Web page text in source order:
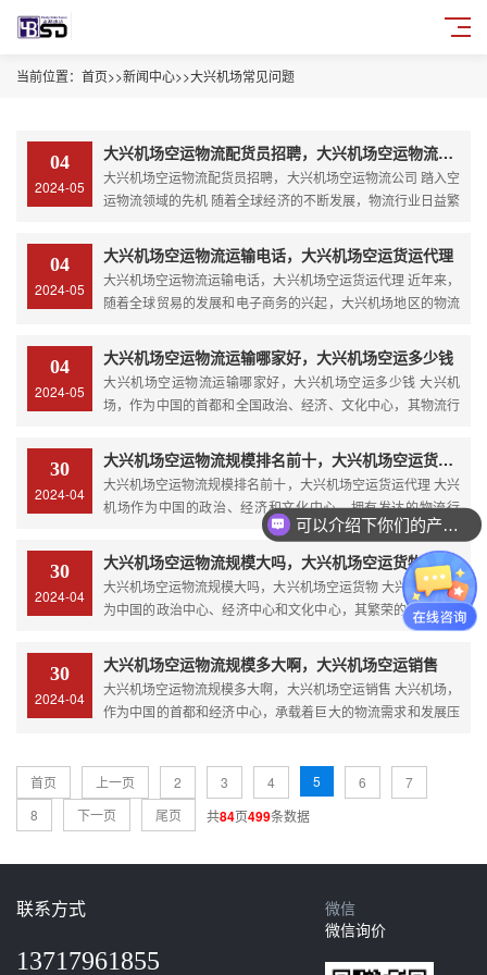
当前位置： 首页>>新闻中心>>大兴机场常见问题
04
2024-05
大兴机场空运物流配货员招聘，大兴机场空运物流公司
大兴机场空运物流配货员招聘，大兴机场空运物流公司 踏入空
运物流领域的先机 随着全球经济的不断发展，物流行业日益繁
聘也日益受到关注。空运物流，作为物...
04
2024-05
大兴机场空运物流运输电话，大兴机场空运货运代理
大兴机场空运物流运输电话，大兴机场空运货运代理 近年来，
随着全球贸易的发展和电子商务的兴起，大兴机场地区的物流
运物流运输电话成为了各类企业和个人处理货物运输需求的...
04
2024-05
大兴机场空运物流运输哪家好，大兴机场空运多少钱
大兴机场空运物流运输哪家好，大兴机场空运多少钱 大兴机
场，作为中国的首都和全国政治、经济、文化中心，其物流行
一家优秀的空运物流运输企业至关重要。在众多的竞争者
中，...
30
2024-04
大兴机场空运物流规模排名前十，大兴机场空运货运代理
大兴机场空运物流规模排名前十，大兴机场空运货运代理 大兴
机场作为中国的政治、经济和文化中心，拥有发达的物流行
业。在物流方式多样化的背景下，空运作为快捷高效的运输方
式，在现代物流体系中占据重要地位。大兴机场的空运物流
行...
30
2024-04
大兴机场空运物流规模大吗，大兴机场空运货物
大兴机场空运物流规模大吗，大兴机场空运货物 大兴机场，作
为中国的政治中心、经济中心和文化中心，其繁荣的经济活动
带动了物流业的快速发展，尤其是空运物流。大兴机场的空运
物流规模究竟有多大呢？ 我们来看一些...
30
2024-04
大兴机场空运物流规模多大啊，大兴机场空运销售
大兴机场空运物流规模多大啊，大兴机场空运销售 大兴机场，
作为中国的首都和经济中心，承载着巨大的物流需求和发展压
首页
上一页 2 3 4 5 6
7
8
下一页 尾页 共84页499条数据
联系方式
13717961855
微信
微信询价